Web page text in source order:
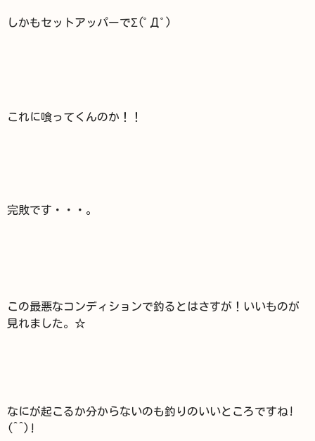
しかもセットアッパーでΣ(ﾟДﾟ)
これに喰ってくんのか！！
完敗です・・・。
この最悪なコンディションで釣るとはさすが！いいものが
見れました。☆
なにが起こるか分からないのも釣りのいいところですね!
(^^)!